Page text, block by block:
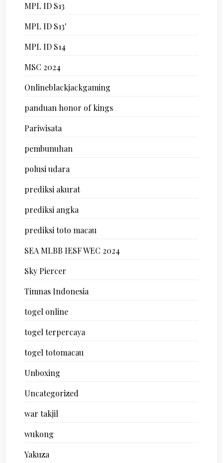
MPL ID S13
MPL ID S13'
MPL ID S14
MSC 2024
Onlineblackjackgaming
panduan honor of kings
Pariwisata
pembunuhan
polusi udara
prediksi akurat
prediksi angka
prediksi toto macau
SEA MLBB IESF WEC 2024
Sky Piercer
Timnas Indonesia
togel online
togel terpercaya
togel totomacau
Unboxing
Uncategorized
war takjil
wukong
Yakuza